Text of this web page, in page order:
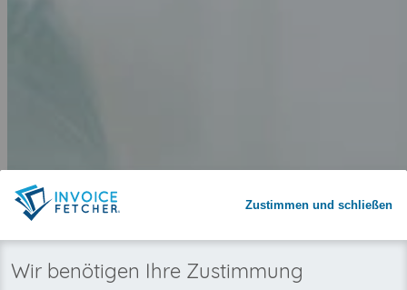
Warum invoicefetcher®: REGISTRIEREN
Zustimmen und schließen
Wir benötigen Ihre Zustimmung